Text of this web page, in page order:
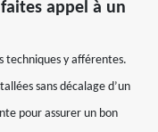
appel à un
techniques y afférentes.
sans décalage d’un
pour assurer un bon